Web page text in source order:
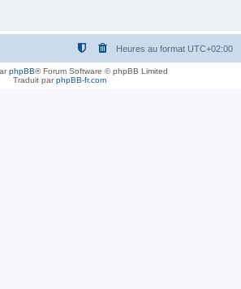
Heures au format UTC+02:00
phpBB® Forum Software © phpBB Limited
Traduit parphpBB-fr.com